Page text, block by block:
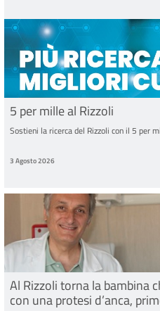
5 per mille al Rizzoli
Sostieni la ricerca del Rizzoli con il 5 per
3 Agosto 2026
Al Rizzoli torna la bambina
con una protesi d’anca,